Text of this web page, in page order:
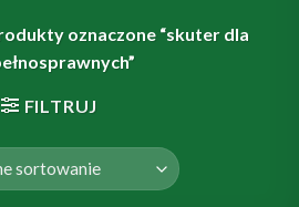
oznaczone “skuter dla
FILTRUJ